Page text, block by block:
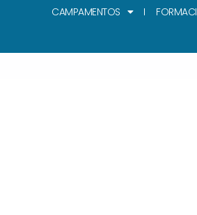
CAMPAMENTOS